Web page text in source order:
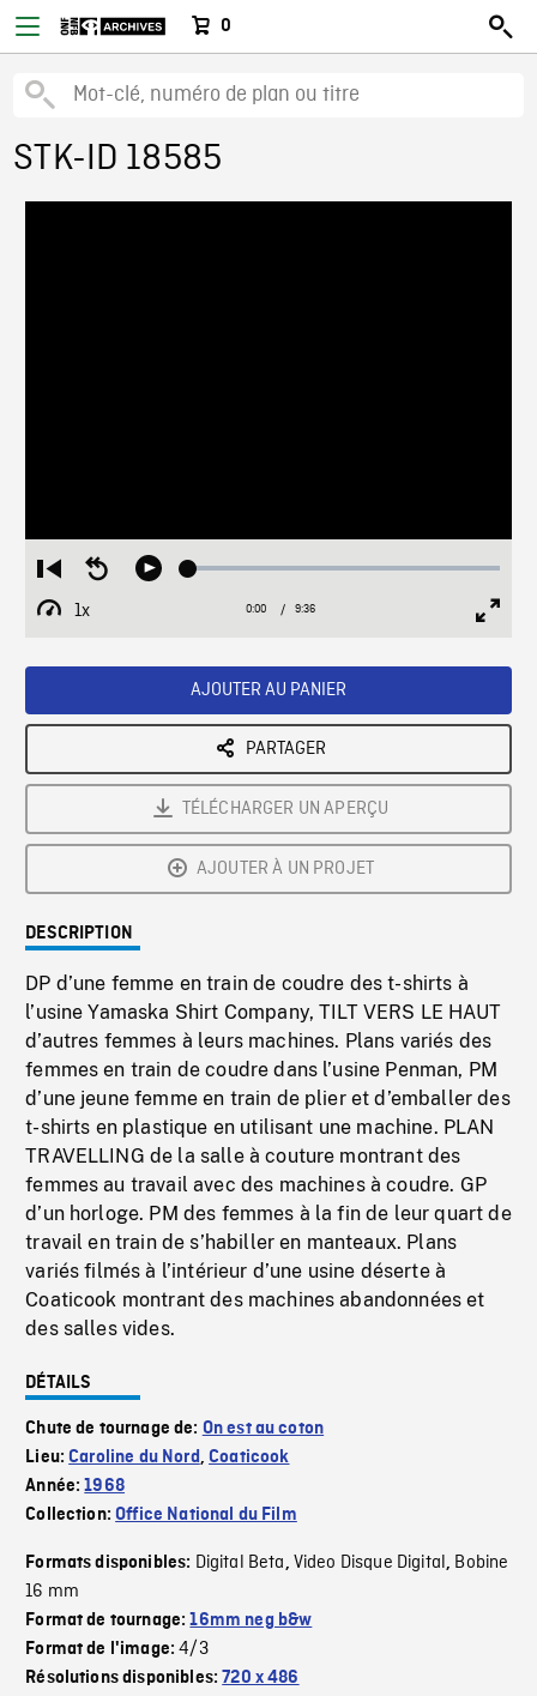
0
STK-ID 18585
Restart
from
beginning
Seek
Play Loaded:
1x
Playback
Current
0:00 / Duration
9:36
AJOUTER AU PANIER
PARTAGER
TÉLÉCHARGER UN APERÇU
AJOUTER À UN PROJET
DESCRIPTION
DP d’une femme en train de coudre des t-shirts à
l’usine Yamaska Shirt Company, TILT VERS LE HAUT
d’autres femmes à leurs machines. Plans variés des
femmes en train de coudre dans l’usine Penman, PM
d’une jeune femme en train de plier et d’emballer des
t-shirts en plastique en utilisant une machine. PLAN
TRAVELLING de la salle à couture montrant des
femmes au travail avec des machines à coudre. GP
d’un horloge. PM des femmes à la fin de leur quart de
travail en train de s’habiller en manteaux. Plans
variés filmés à l’intérieur d’une usine déserte à
Coaticook montrant des machines abandonnées et
des salles vides.
DÉTAILS
Chute de tournage de: On est au coton
Lieu:Caroline du Nord,Coaticook
Année:1968
Collection:Office National du Film
Formats disponibles: Digital Beta, Video Disque Digital, Bobine
16 mm
Format de tournage:16mm neg b&w
Format de l'image:4/3
Résolutions disponibles:720 x 486